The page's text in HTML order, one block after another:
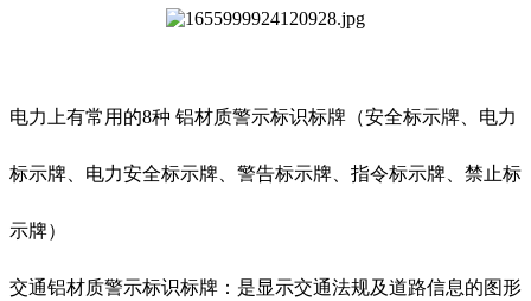
电力上有常用的8种 铝材质警示标识标牌（安全标示牌、电力
标示牌、电力安全标示牌、警告标示牌、指令标示牌、禁止标
示牌）
交通铝材质警示标识标牌：是显示交通法规及道路信息的图形